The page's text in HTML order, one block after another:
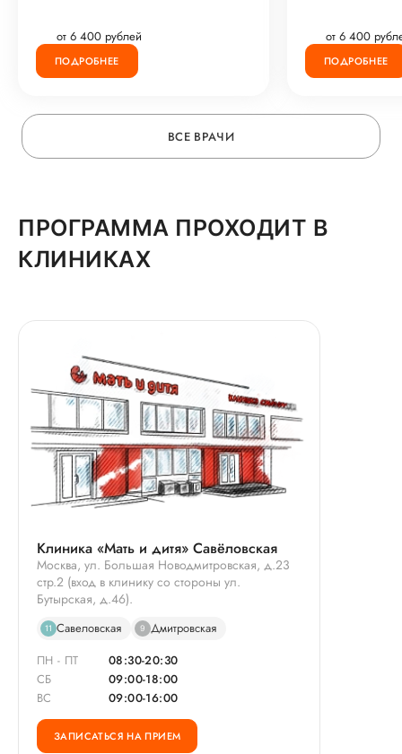
от 6 400 рублей
ПОДРОБНЕЕ
от 6 400
ПОДРОБНЕЕ
ВСЕ ВРАЧИ
ПРОГРАММА ПРОХОДИТ В
КЛИНИКАХ
Клиника «Мать и дитя» Савёловская
Москва, ул. Большая Новодмитровская, д.23
стр.2 (вход в клинику со стороны ул.
Бутырская, д.46).
11 Савеловская 9
Дмитровская
ПН - ПТ
08:30-20:30
СБ
09:00-18:00
ВС
09:00-16:00
ЗАПИСАТЬСЯ НА ПРИЕМ